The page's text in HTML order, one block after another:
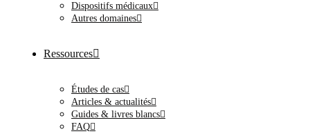
Dispositifs médicaux
Autres domaines
Ressources
Études de cas
Articles & actualités
Guides & livres blancs
FAQ